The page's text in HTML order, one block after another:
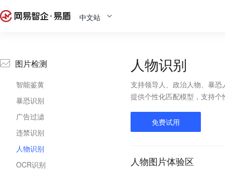
中文站
图片检测
智能鉴黄
暴恐识别
广告过滤
违禁识别
人物识别
OCR识别
人物识别
支持领导人、政治人物、暴
提供个性化匹配模型，支持个
免费试用
人物图片体验区